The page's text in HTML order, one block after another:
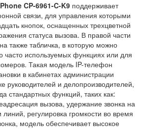
CP-6961-C-K9 поддерживает
связи, для управления которыми
кнопок, оснащенных трехцветной
статуса вызова. В правой части
также табличка, в которую можно
используемых функциях или для
Такая модель IP-телефон
в кабинетах администрации
руководителей и делопроизводителей,
стандартных функций, таких как:
вызова, удержание звонка на
регулировка громкости во время
модель обеспечивает высокое